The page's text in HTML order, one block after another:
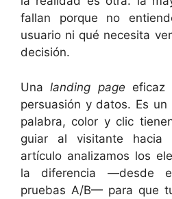
fallan porque no
usuario ni qué necesita
decisión.
Unalanding page eficaz
persuasión y datos. Es
palabra, color y clic
guiar al visitante hacia
artículo analizamos los
la diferencia —desde
pruebas A/B— para que